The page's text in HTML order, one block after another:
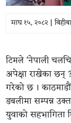
माघ १५, २०८२ |
टिमले ‘नेपाली
अपेक्षा राखेका छन्
गरेको छ ।
डबलीमा सम्पन्न उक्त
युवाको सहभागिता